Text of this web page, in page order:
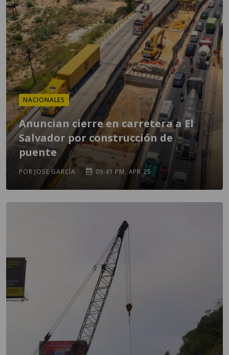
NACIONALES
Anuncian cierre en carretera a El
Salvador por construcción de
puente
POR JOSE GARCÍA 09:41 PM, APR 25